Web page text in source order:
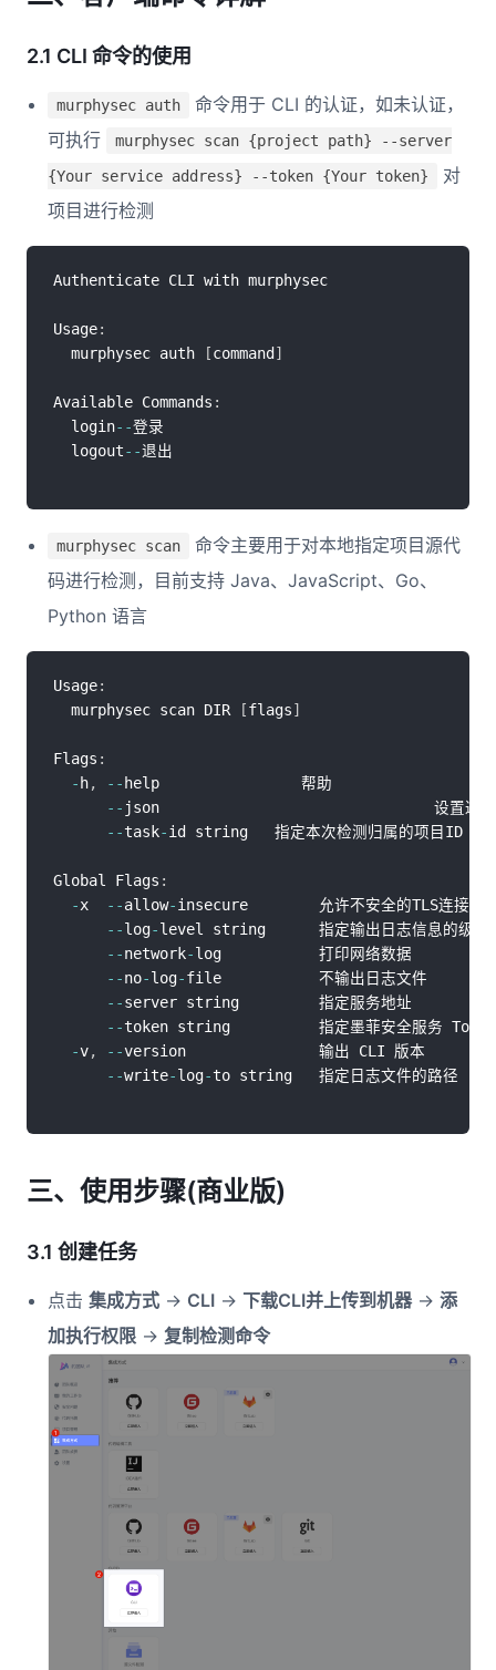
2.1 CLI 命令的使用
murphysec auth
命令用于 CLI 的认证，如未认证，
可执行
murphysec scan {project path} --server
{Your service address} --token {Your token}
对
项目进行检测
Authenticate CLI with murphysec
Usage:
  murphysec auth
[command ]
Available Commands :
  login
--登录
  logout
--
murphysec scan
命令主要用于对本地指定项目源代
码进行检测，目前支持 Java、JavaScript、Go、
Python 语言
Usage:
  murphysec scan DIR
[flags]
Flags :
- h, -- help                帮助
-- json                               设置返回结
--task-id string   指定本次检测归属的项目ID
Global Flags :
-x --allow-insecure        允许不安全的TLS连接
--log-level string      指定输出日志信息的级别
--network-log           打印网络数据
--no-log-file           不输出日志文件
--server string         指定服务地址
--token string          指定墨菲安全服务 Token
-v, --version               输出 CLI 版本
--write-log-
三、使用步骤(商业版)
3.1 创建任务
点击集成方式 -> CLI -> 下载CLI并上传到机器->添
加执行权限 ->复制检测命令